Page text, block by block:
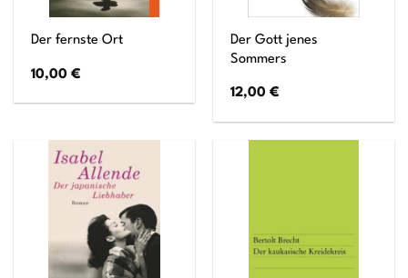
Der fernste Ort
10,00€
Der Gott jenes
Sommers
12,00€